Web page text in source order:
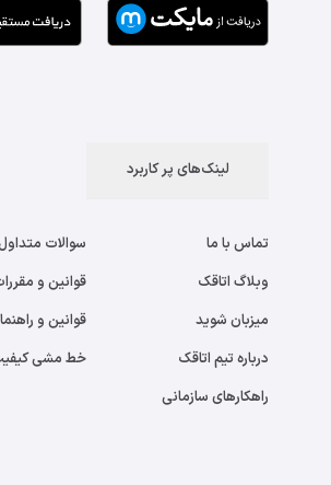
لینک‌های پر کاربرد
تماس با ما
وبلاگ اتاقک
میزبان شوید
درباره تیم اتاقک
راهکارهای سازمانی
سوالات
قوانین و
قوانین و
خط مشی